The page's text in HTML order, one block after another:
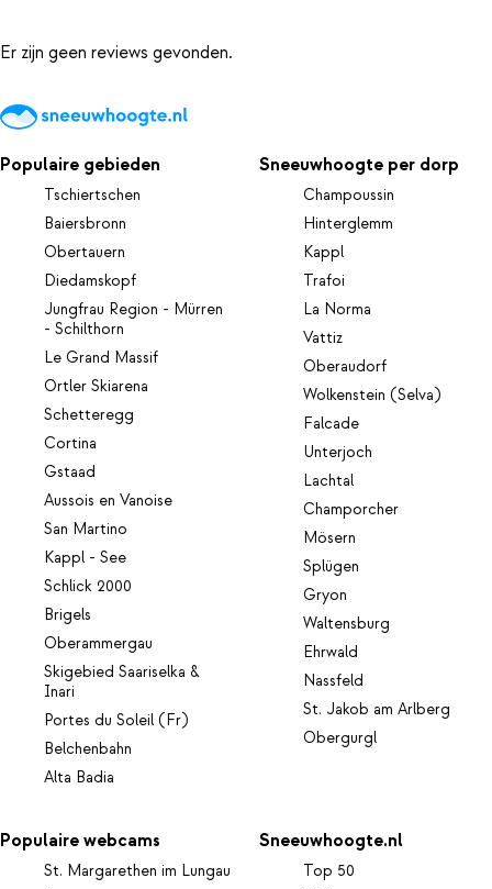
Er zijn geen reviews gevonden.
Populaire gebieden
Tschiertschen
Baiersbronn
Obertauern
Diedamskopf
Jungfrau Region - Mürren
- Schilthorn
Le Grand Massif
Ortler Skiarena
Schetteregg
Cortina
Gstaad
Aussois en Vanoise
San Martino
Kappl - See
Schlick 2000
Brigels
Oberammergau
Skigebied Saariselka &
Inari
Portes du Soleil (Fr)
Belchenbahn
Alta Badia
Sneeuwhoogte per dorp
Champoussin
Hinterglemm
Kappl
Trafoi
La Norma
Vattiz
Oberaudorf
Wolkenstein (Selva)
Falcade
Unterjoch
Lachtal
Champorcher
Mösern
Splügen
Gryon
Waltensburg
Ehrwald
Nassfeld
St. Jakob am Arlberg
Obergurgl
Populaire webcams
St. Margarethen im Lungau
Sneeuwhoogte.nl
Top 50